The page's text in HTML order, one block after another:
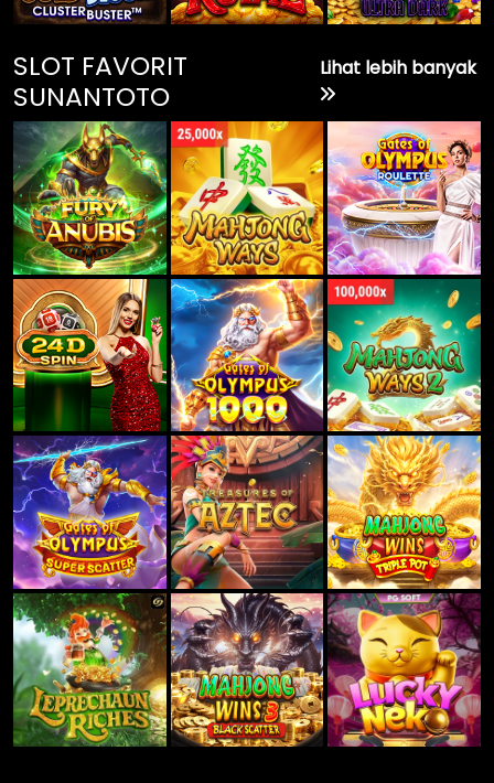
SLOT FAVORIT
SUNANTOTO
Lihat lebih banyak